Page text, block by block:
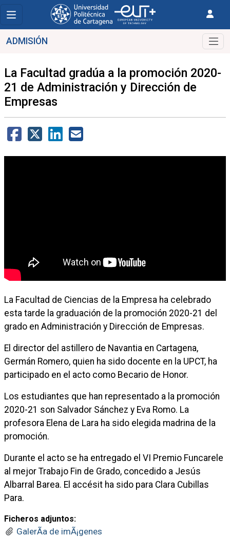
ADMISIÓN
La Facultad gradúa a la promoción 2020-
21 de Administración y Dirección de
Empresas
La Facultad de Ciencias de la Empresa ha celebrado
esta tarde la graduación de la promoción 2020-21 del
grado en Administración y Dirección de Empresas.
El director del astillero de Navantia en Cartagena,
Germán Romero, quien ha sido docente en la UPCT, ha
participado en el acto como Becario de Honor.
Los estudiantes que han representado a la promoción
2020-21 son Salvador Sánchez y Eva Romo. La
profesora Elena de Lara ha sido elegida madrina de la
promoción.
Durante el acto se ha entregado el VI Premio Funcarele
al mejor Trabajo Fin de Grado, concedido a Jesús
Albarral Barea. El accésit ha sido para Clara Cubillas
Para.
Ficheros adjuntos:
GalerÃ­a de imÃ¡genes